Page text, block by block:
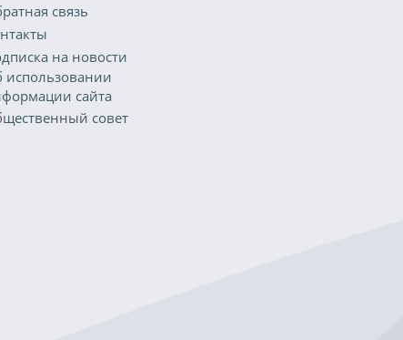
связь
на новости
использовании
сайта
совет